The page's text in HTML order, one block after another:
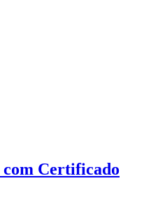
Certificado